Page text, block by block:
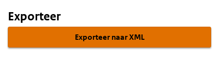
Exporteer
Exporteer naar XML